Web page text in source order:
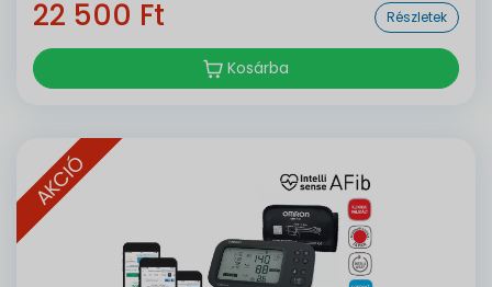
22 500 Ft Részletek
Kosárba
AKCIÓ